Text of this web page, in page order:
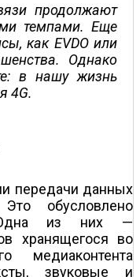
продолжают
темпами. Еще
как EVDO или
Однако
в нашу жизнь
4G.
передачи данных
Это обусловлено
Одна из них —
хранящегося во
медиаконтента
звуковые и